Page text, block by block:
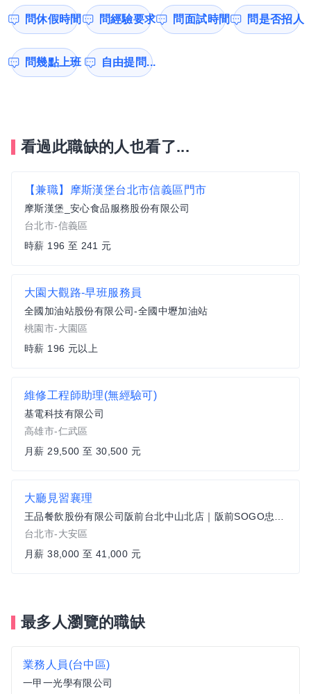
問休假時間 問經驗要求 問面試時間 問是否招人
問幾點上班 自由提問...
看過此職缺的人也看了...
【兼職】摩斯漢堡台北市信義區門市
摩斯漢堡_安心食品服務股份有限公司
台北市-信義區
時薪 196 至 241 元
大園大觀路-早班服務員
全國加油站股份有限公司-全國中壢加油站
桃園市-大園區
時薪 196 元以上
維修工程師助理(無經驗可)
基電科技有限公司
高雄市-仁武區
月薪 29,500 至 30,500 元
大廳見習襄理
台北市-大安區
月薪 38,000 至 41,000 元
最多人瀏覽的職缺
業務人員(台中區)
一甲一光學有限公司